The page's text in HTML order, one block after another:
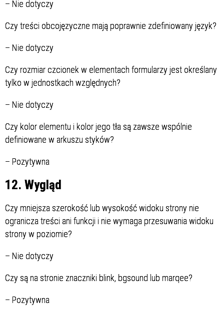
– Nie dotyczy
Czy treści obcojęzyczne mają poprawnie zdefiniowany język?
– Nie dotyczy
Czy rozmiar czcionek w elementach formularzy jest określany
tylko w jednostkach względnych?
– Nie dotyczy
Czy kolor elementu i kolor jego tła są zawsze wspólnie
definiowane w arkuszu styków?
– Pozytywna
12. Wygląd
Czy mniejsza szerokość lub wysokość widoku strony nie
ogranicza treści ani funkcji i nie wymaga przesuwania widoku
strony w poziomie?
– Nie dotyczy
Czy są na stronie znaczniki blink, bgsound lub marqee?
– Pozytywna